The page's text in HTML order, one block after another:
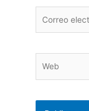
electrónico*